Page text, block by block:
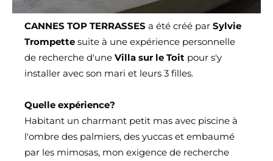
Nos agences
L'équipe
CANNES TOP TERRASSES a été créé par Sylvie
Trompette suite à une expérience personnelle
de recherche d'une Villa sur le Toit pour s'y
installer avec son mari et leurs 3 filles.
Quelle expérience?
Habitant un charmant petit mas avec piscine à
l'ombre des palmiers, des yuccas et embaumé
par les mimosas, mon exigence de recherche